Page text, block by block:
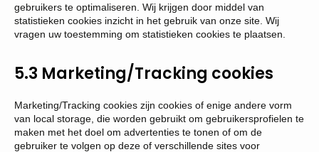
gebruikers te optimaliseren. Wij krijgen door middel van
statistieken cookies inzicht in het gebruik van onze site. Wij
vragen uw toestemming om statistieken cookies te plaatsen.
5.3 Marketing/Tracking cookies
Marketing/Tracking cookies zijn cookies of enige andere vorm
van local storage, die worden gebruikt om gebruikersprofielen te
maken met het doel om advertenties te tonen of om de
gebruiker te volgen op deze of verschillende sites voor